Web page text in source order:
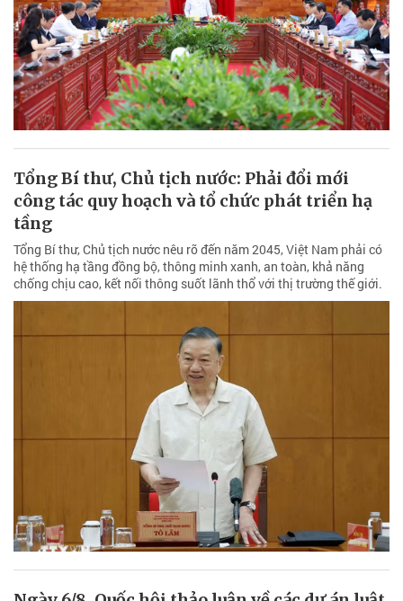
Tổng Bí thư, Chủ tịch nước: Phải đổi mới
công tác quy hoạch và tổ chức phát triển hạ
tầng
Tổng Bí thư, Chủ tịch nước nêu rõ đến năm 2045, Việt Nam phải có
hệ thống hạ tầng đồng bộ, thông minh xanh, an toàn, khả năng
chống chịu cao, kết nối thông suốt lãnh thổ với thị trường thế giới.